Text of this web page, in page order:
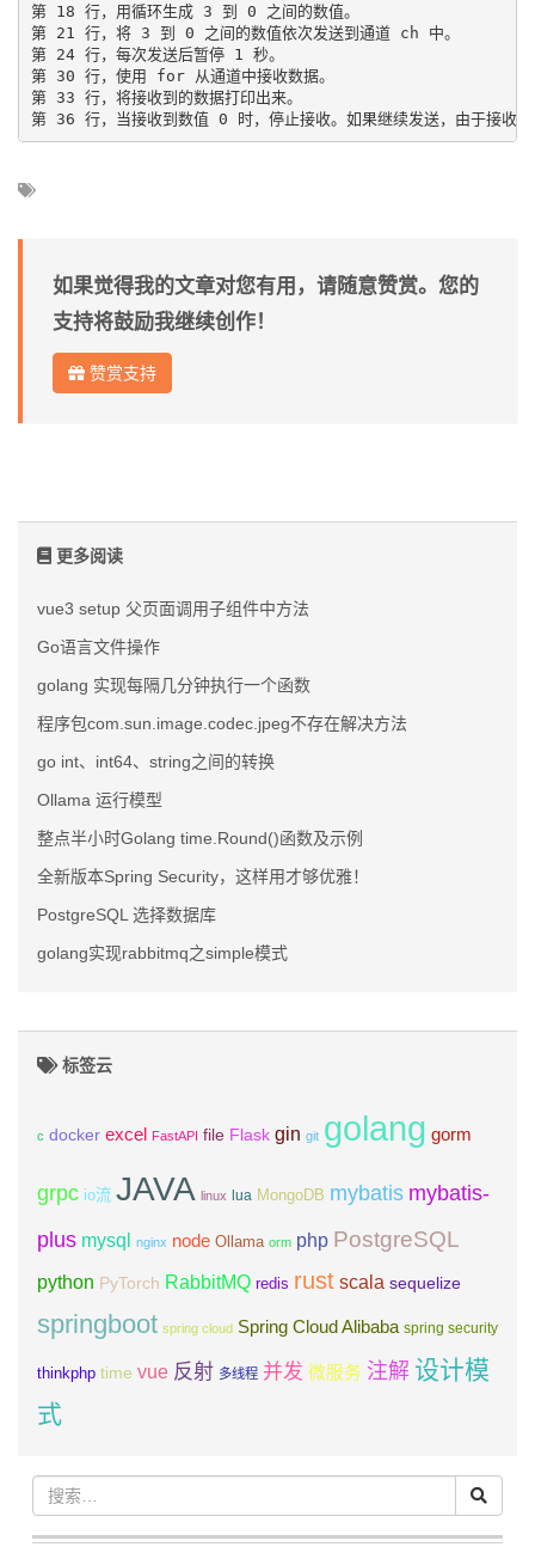
第 18 行，用循环生成 3 到 0 之间的数值。
第 21 行，将 3 到 0 之间的数值依次发送到通道 ch 中。
第 24 行，每次发送后暂停 1 秒。
第 30 行，使用 for 从通道中接收数据。
第 33 行，将接收到的数据打印出来。
如果觉得我的文章对您有用，请随意赞赏。您的
支持将鼓励我继续创作！
赞赏支持
更多阅读
vue3 setup 父页面调用子组件中方法
Go语言文件操作
golang 实现每隔几分钟执行一个函数
程序包com.sun.image.codec.jpeg不存在解决方法
go int、int64、string之间的转换
Ollama 运行模型
整点半小时Golang time.Round()函数及示例
全新版本Spring Security，这样用才够优雅！
PostgreSQL 选择数据库
golang实现rabbitmq之simple模式
标签云
c docker excel FastAPI file Flask gin git golang gorm
grpc io流 JAVA linux lua MongoDB mybatis mybatis-
plus mysql nginx node Ollama orm php PostgreSQL
python PyTorch RabbitMQ redis rust scala sequelize
springboot spring cloud Spring Cloud Alibaba spring security
thinkphp time vue 反射 多线程 并发 微服务 注解 设计模
式